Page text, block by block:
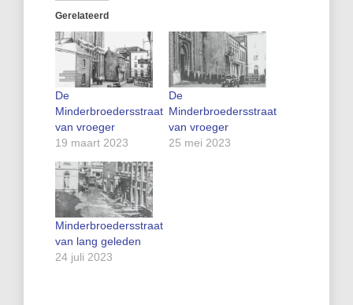
Gerelateerd
De
Minderbroedersstraat
van vroeger
19 maart 2023
De
Minderbroedersstraat
van vroeger
25 mei 2023
Minderbroedersstraat
van lang geleden
24 juli 2023